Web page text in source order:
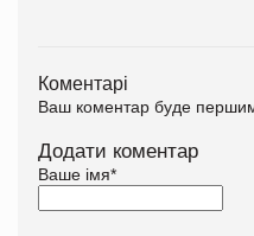
Коментарі
Ваш коментар буде
Додати коментар
Ваше імя*